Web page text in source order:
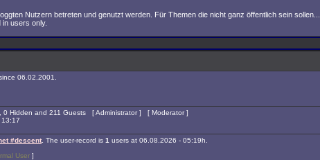
Nutzern betreten und genutzt werden. Für Themen die nicht ganz öffentlich sein sollen...
users only.
06.02.2001.
0 Hidden and 211 Guests [Administrator ] [ Moderator ]
#descent. The user-record is 1 users at 06.08.2026 - 05:19h.
User ]